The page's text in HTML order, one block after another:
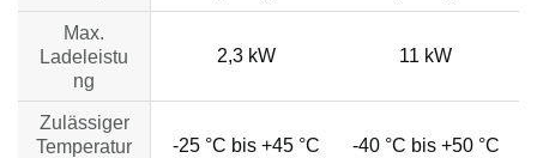
Max.
Ladeleistu
ng
2,3 kW 11 kW
Zulässiger
Temperatur
-25 °C bis +45 °C -40 °C bis +50 °C